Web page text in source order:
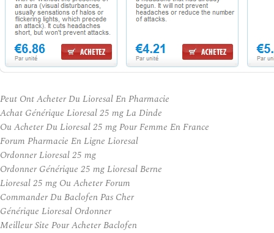
Peut Ont Acheter Du Lioresal En Pharmacie
Achat Générique Lioresal 25 mg La Dinde
Ou Acheter Du Lioresal 25 mg Pour Femme En France
Forum Pharmacie En Ligne Lioresal
Ordonner Lioresal 25 mg
Ordonner Générique 25 mg Lioresal Berne
Lioresal 25 mg Ou Acheter Forum
Commander Du Baclofen Pas Cher
Générique Lioresal Ordonner
Meilleur Site Pour Acheter Baclofen